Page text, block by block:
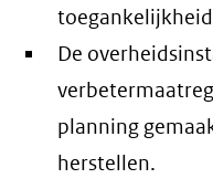
De
planning
herstellen.